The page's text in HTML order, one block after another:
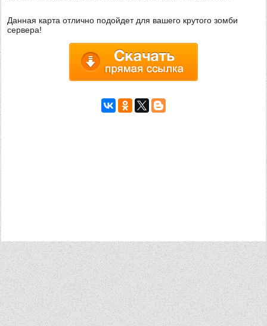
Данная карта отлично подойдет для вашего крутого зомби
сервера!